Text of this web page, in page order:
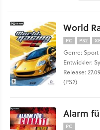
World
PC PS2
Genre: Sport
Entwickler:
Release:
(PS2)
Alarm
PC